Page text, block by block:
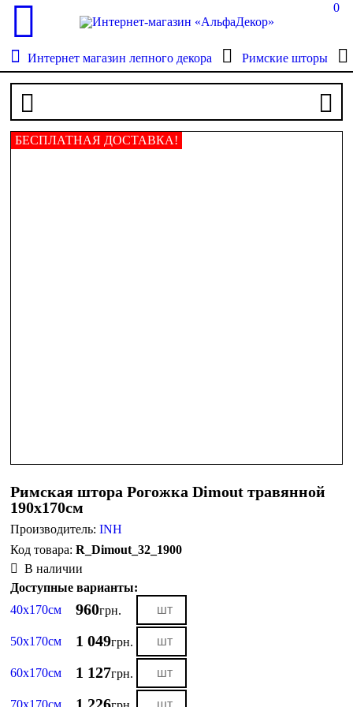
0
Интернет магазин лепного декора Римские шторы
БЕСПЛАТНАЯ ДОСТАВКА!
Римская штора Рогожка Dimout травянной
190х170см
Производитель:INH
R_Dimout_32_1900
В наличии
Доступные варианты:
40х170см
960грн.
50х170см 1 049грн.
60х170см 1 127грн.